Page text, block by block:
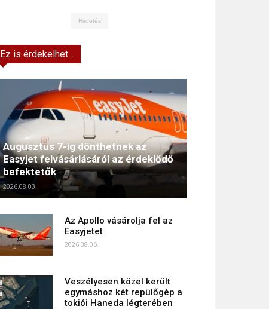
Hirdetés
Ez is érdekelhet...
Augusztus 7-ig dönthetnek az
Easyjet felvásárlásáról az érdeklődő
befektetők
2026.08.03.
Az Apollo vásárolja fel az
Easyjetet
2026.08.06.
Veszélyesen közel került
egymáshoz két repülőgép a
tokiói Haneda légterében